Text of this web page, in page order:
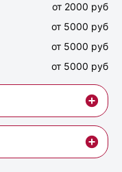
от 2000 руб
от 5000 руб
от 5000 руб
от 5000 руб